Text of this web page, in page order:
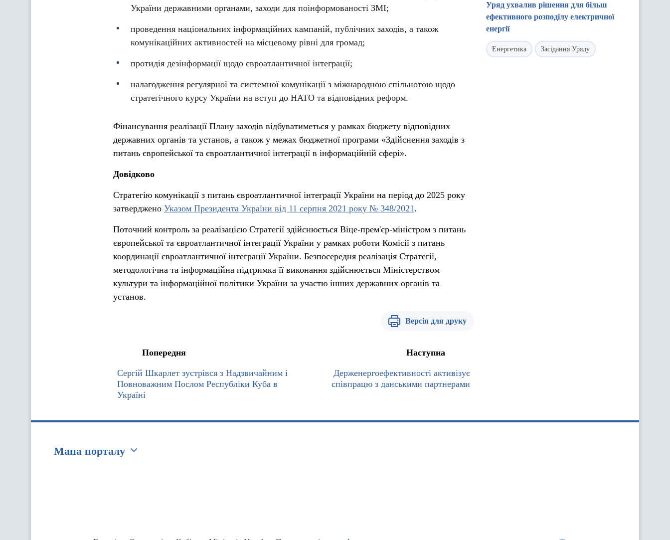
України державними органами, заходи для поінформованості ЗМІ;
проведення національних інформаційних кампаній, публічних заходів, а також
комунікаційних активностей на місцевому рівні для громад;
протидія дезінформації щодо євроатлантичної інтеграції;
налагодження регулярної та системної комунікації з міжнародною спільнотою щодо
стратегічного курсу України на вступ до НАТО та відповідних реформ.
Фінансування реалізації Плану заходів відбуватиметься у рамках бюджету відповідних
державних органів та установ, а також у межах бюджетної програми «Здійснення заходів з
питань європейської та євроатлантичної інтеграції в інформаційній сфері».
Довідково
Стратегію комунікації з питань євроатлантичної інтеграції України на період до 2025 року
затверджено Указом Президента України від 11 серпня 2021 року № 348/2021.
Поточний контроль за реалізацією Стратегії здійснюється Віце-прем'єр-міністром з питань
європейської та євроатлантичної інтеграції України у рамках роботи Комісії з питань
координації євроатлантичної інтеграції України. Безпосередня реалізація Стратегії,
методологічна та інформаційна підтримка її виконання здійснюється Міністерством
культури та інформаційної політики України за участю інших державних органів та
установ.
Версія для друку
Попередня
Сергій Шкарлет зустрівся з Надзвичайним і
Повноважним Послом Республіки Куба в
Україні
Наступна
Держенергоефективності активізує
співпрацю з данськими партнерами
Уряд ухвалив рішення для більш
ефективного розподілу електричної
енергії
Енергетика Засідання Уряду
Мапа порталу